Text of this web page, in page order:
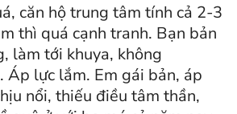
căn hộ trung tâm tính cả 2-3
thì quá cạnh tranh. Bạn bản
làm tới khuya, không
Áp lực lắm. Em gái bản, áp
nổi, thiếu điều tâm thần,